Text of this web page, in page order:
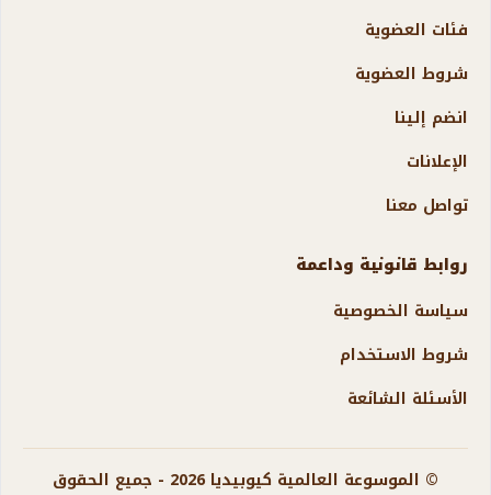
فئات العضوية
شروط العضوية
انضم إلينا
الإعلانات
تواصل معنا
روابط قانونية وداعمة
سياسة الخصوصية
شروط الاستخدام
الأسئلة الشائعة
© الموسوعة العالمية كيوبيديا 2026 - جميع الحقوق